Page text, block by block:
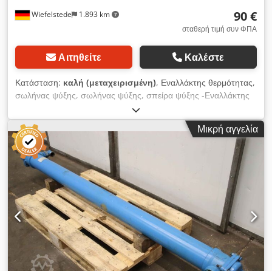
Wiefelstede 1.893 km 90 €
σταθερή τιμή συν ΦΠΑ
Αιτηθείτε Καλέστε
Κατάσταση: καλή (μεταχειρισμένη), Εναλλάκτης θερμότητας,
σωλήνας ψύξης, σωλήνας ψύξης, σπείρα ψύξης -Εναλλάκτης
θερμότητας: σπείρα ψύξης με πτερύγια -Διαστάσεις: δείτε
φωτογραφίες -Υλικό: αλουμίνιο Dcsdpfx Asikgd Hskbjk
-Διαστάσεις μεταφοράς: Ø65 x 365 mm -Βάρος: 0,5 kgΜικρή αγγελία